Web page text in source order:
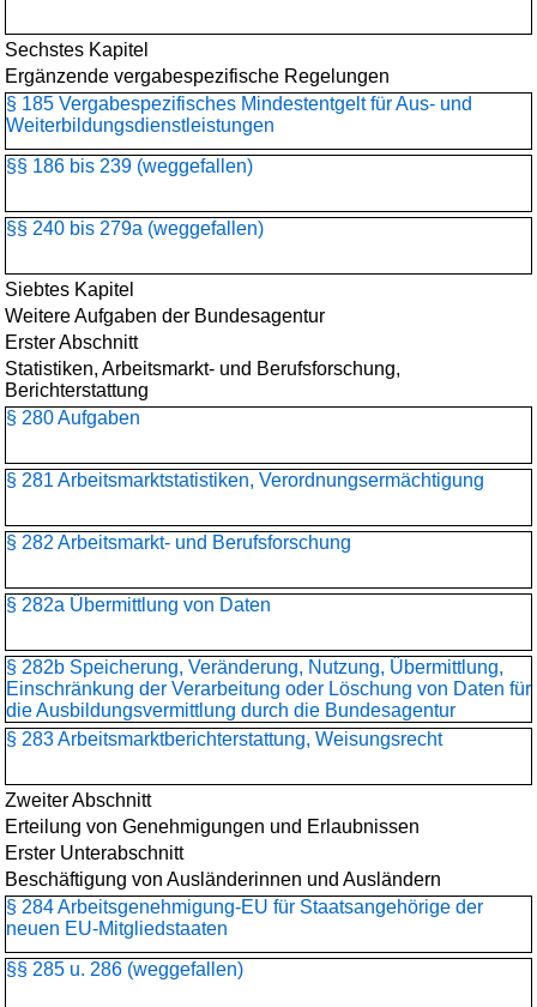
Sechstes Kapitel
Ergänzende vergabespezifische Regelungen
§ 185 Vergabespezifisches Mindestentgelt für Aus- und
Weiterbildungsdienstleistungen
§§ 186 bis 239 (weggefallen)
§§ 240 bis 279a (weggefallen)
Siebtes Kapitel
Weitere Aufgaben der Bundesagentur
Erster Abschnitt
Statistiken, Arbeitsmarkt- und Berufsforschung,
Berichterstattung
§ 280 Aufgaben
§ 281 Arbeitsmarktstatistiken, Verordnungsermächtigung
§ 282 Arbeitsmarkt- und Berufsforschung
§ 282a Übermittlung von Daten
§ 282b Speicherung, Veränderung, Nutzung, Übermittlung,
Einschränkung der Verarbeitung oder Löschung von Daten für
die Ausbildungsvermittlung durch die Bundesagentur
§ 283 Arbeitsmarktberichterstattung, Weisungsrecht
Zweiter Abschnitt
Erteilung von Genehmigungen und Erlaubnissen
Erster Unterabschnitt
Beschäftigung von Ausländerinnen und Ausländern
§ 284 Arbeitsgenehmigung-EU für Staatsangehörige der
neuen EU-Mitgliedstaaten
§§ 285 u. 286 (weggefallen)